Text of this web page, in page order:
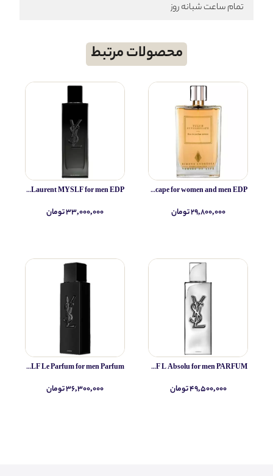
تمام ساعت شبانه روز
محصولات مرتبط
Simone Andreoli Tulum Junglescape for women and men EDP
۲۹,۸۰۰,۰۰۰ تومان
Yves Saint Laurent MYSLF L Absolu for men PARFUM
۴۹,۵۰۰,۰۰۰ تومان
Yves Saint Laurent MYSLF for men EDP
۳۳,۰۰۰,۰۰۰ تومان
Yves Saint Laurent MYSLF Le Parfum for men Parfum
۳۶,۳۰۰,۰۰۰ تومان